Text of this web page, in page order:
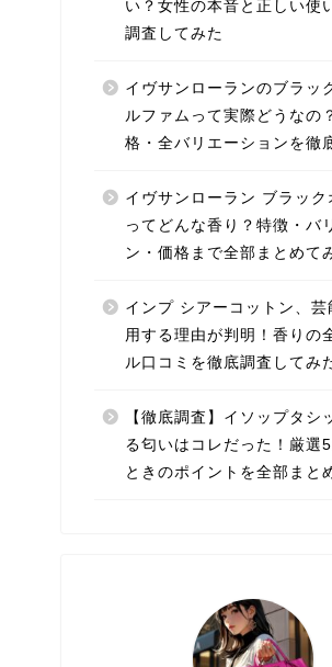
い？女性の本音と正しい使
調査してみた
イヴサンローランのブラッ
ルファムって実際どうなの
格・全バリエーションを徹
イヴサンローラン ブラック
ってどんな香り？特徴・バ
ン・価格まで全部まとめて
インプ シアーコットン、芸
用する理由が判明！香りの
ル口コミを徹底調査してみ
【徹底調査】イソップタシ
る匂いはコレだった！厳選
ときのポイントを全部まと